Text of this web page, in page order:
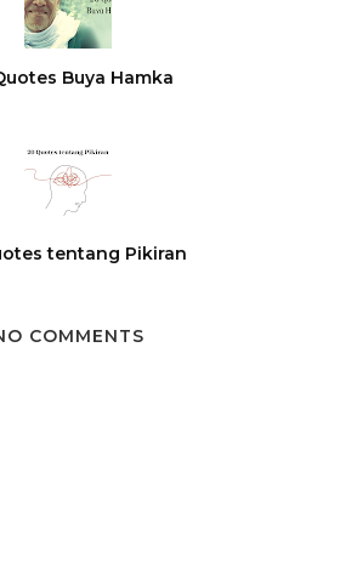
Buya Hamka
tentang Pikiran
COMMENTS